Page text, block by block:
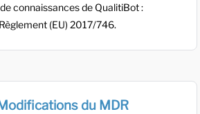
connaissances de QualitiBot :
(EU) 2017/746.
du MDR